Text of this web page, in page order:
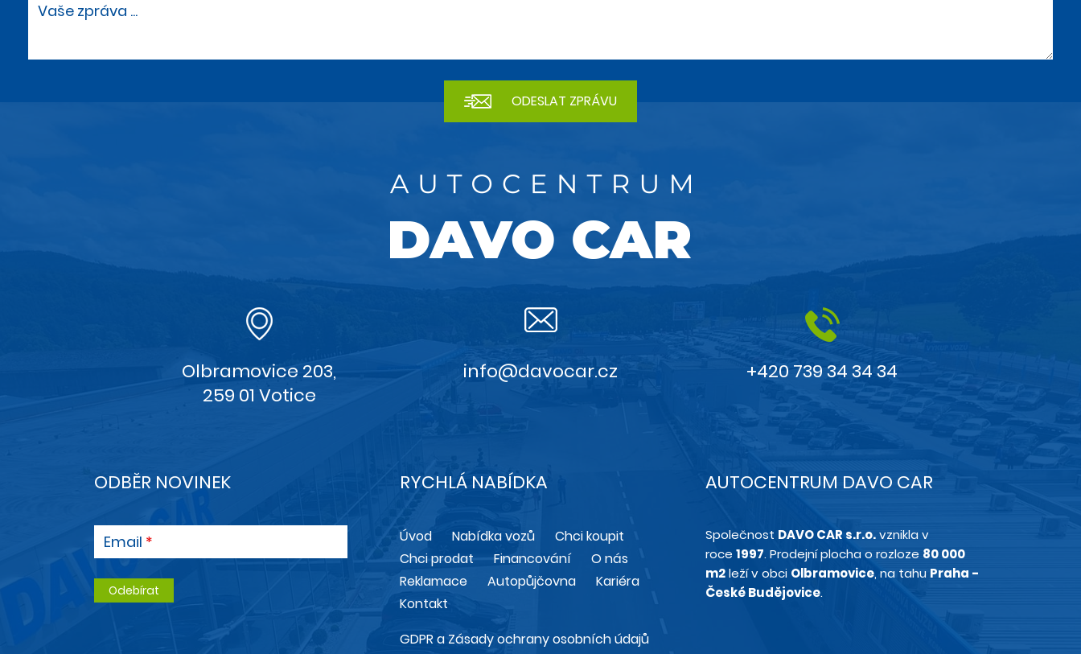
Vaše zpráva ...
Olbramovice 203,
259 01 Votice
info@davocar.cz +420 739 34 34 34
ODBĚR NOVINEK
Email
RYCHLÁ NABÍDKA
Úvod Nabídka vozů
Chci koupit
Chci prodat
Financování
O nás
Reklamace
Autopůjčovna
Kariéra
Kontakt
GDPR a Zásady ochrany osobních údajů
AUTOCENTRUM DAVO CAR
Společnost DAVO CAR s.r.o.vznikla v
roce 1997. Prodejní plocha o rozloze 80 000
m2leží v obci Olbramovice, na tahu Praha -
České Budějovice.